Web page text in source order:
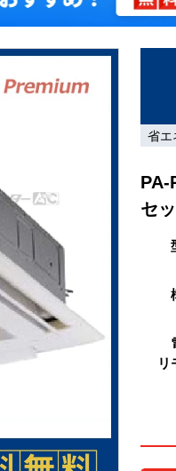
省エ
PA-
セ
リ